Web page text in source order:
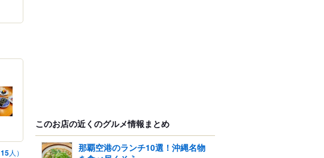
15人）
このお店の近くのグルメ情報まとめ
那覇空港のランチ10選！沖縄名物